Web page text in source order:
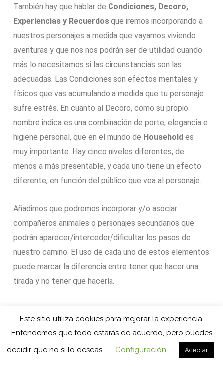
También hay que hablar de Condiciones, Decoro,
Experiencias y Recuerdos que iremos incorporando a
nuestros personajes a medida que vayamos viviendo
aventuras y que nos nos podrán ser de utilidad cuando
más lo necesitamos si las circunstancias son las
adecuadas. Las Condiciones son efectos mentales y
físicos que vas acumulando a medida que tu personaje
sufre estrés. En cuanto al Decoro, como su propio
nombre indica es una combinación de porte, elegancia e
higiene personal, que en el mundo de Householdes
muy importante. Hay cinco niveles diferentes, de
menos a más presentable, y cada uno tiene un efecto
diferente, en función del público que vea al personaje.
Añadimos que podremos incorporar y/o asociar
compañeros animales o personajes secundarios que
podrán aparecer/interceder/dificultar los pasos de
nuestro camino. El uso de cada uno de estos elementos
puede marcar la diferencia entre tener que hacer una
tirada y no tener que hacerla.
esa Paz Frágil, justo después de que las naciones
firmaran una paz duradera después de décadas con
todo tipo de conflictos y guerras. Ahora toca construir,
Este sitio utiliza cookies para mejorar la experiencia.
Entendemos que todo estarás de acuerdo, pero puedes
decidir que no si lo deseas.
Configuración Aceptar